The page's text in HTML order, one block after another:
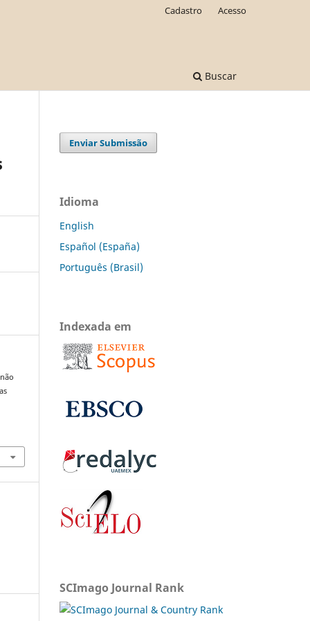
Buscar
Cadastro Acesso
Enviar Submissão
Idioma
English
Español (España)
Português (Brasil)
Indexada em
SCImago Journal Rank